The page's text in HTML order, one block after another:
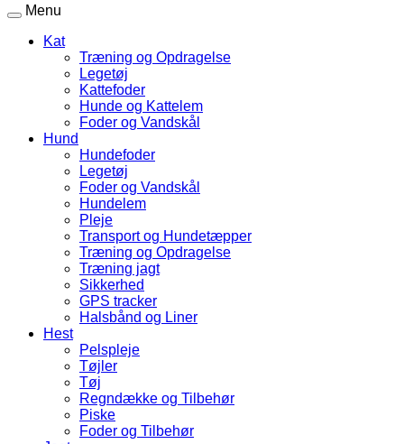
Menu
Kat
Træning og Opdragelse
Legetøj
Kattefoder
Hunde og Kattelem
Foder og Vandskål
Hund
Hundefoder
Legetøj
Foder og Vandskål
Hundelem
Pleje
Transport og Hundetæpper
Træning og Opdragelse
Træning jagt
Sikkerhed
GPS tracker
Halsbånd og Liner
Hest
Pelspleje
Tøjler
Tøj
Regndække og Tilbehør
Piske
Foder og Tilbehør